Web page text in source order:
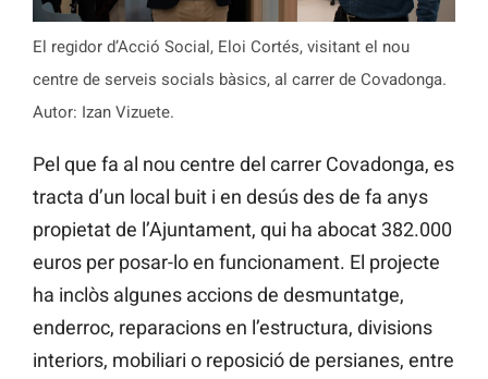
El regidor d’Acció Social, Eloi Cortés, visitant el nou
centre de serveis socials bàsics, al carrer de Covadonga.
Autor: Izan Vizuete.
Pel que fa al nou centre del carrer Covadonga, es
tracta d’un local buit i en desús des de fa anys
propietat de l’Ajuntament, qui ha abocat 382.000
euros per posar-lo en funcionament. El projecte
ha inclòs algunes accions de desmuntatge,
enderroc, reparacions en l’estructura, divisions
interiors, mobiliari o reposició de persianes, entre